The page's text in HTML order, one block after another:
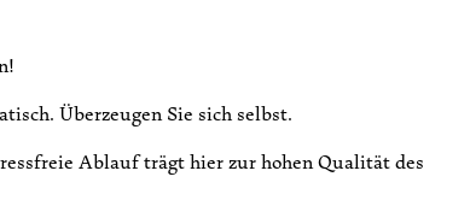
Überzeugen Sie sich selbst.
Ablauf trägt hier zur hohen Qualität des